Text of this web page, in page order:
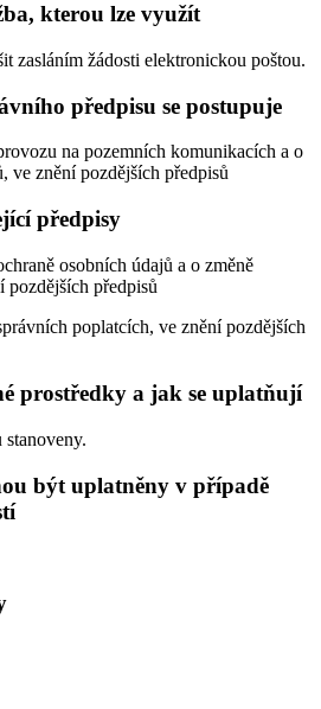
kterou lze využít
zasláním žádosti elektronickou poštou.
předpisu se postupuje
na pozemních komunikacích a o
ve znění pozdějších předpisů
předpisy
osobních údajů a o změně
pozdějších předpisů
poplatcích, ve znění pozdějších
prostředky a jak se uplatňují
být uplatněny v případě